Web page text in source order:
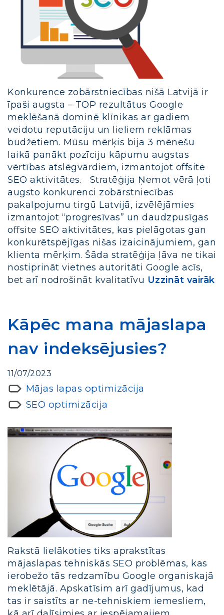
Konkurence zobārstniecības nišā Latvijā ir
īpaši augsta – TOP rezultātus Google
meklēšanā dominē klīnikas ar gadiem
veidotu reputāciju un lieliem reklāmas
budžetiem. Mūsu mērķis bija 3 mēnešu
laikā panākt pozīciju kāpumu augstas
vērtības atslēgvārdiem, izmantojot offsite
SEO aktivitātes. Stratēģija Ņemot vērā ļoti
augsto konkurenci zobārstniecības
pakalpojumu tirgū Latvijā, izvēlējāmies
izmantojot “progresīvas” un daudzpusīgas
offsite SEO aktivitātes, kas pielāgotas gan
konkurētspējīgas nišas izaicinājumiem, gan
klienta mērķim. Šāda stratēģija ļāva ne tikai
nostiprināt vietnes autoritāti Google acīs,
bet arī nodrošināt kvalitatīvu Uzzināt vairāk
Kāpēc mana mājaslapa
nav indeksējusies?
11/07/2023
Mājas lapas optimizācija
SEO optimizācija
Rakstā lielākoties tiks aprakstītas
mājaslapas tehniskās SEO problēmas, kas
ierobežo tās redzamību Google organiskajā
meklētājā. Apskatīsim arī gadījumus, kad
tas ir saistīts ar ne-tehniskiem iemesliem,